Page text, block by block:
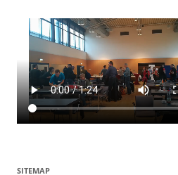
SITEMAP